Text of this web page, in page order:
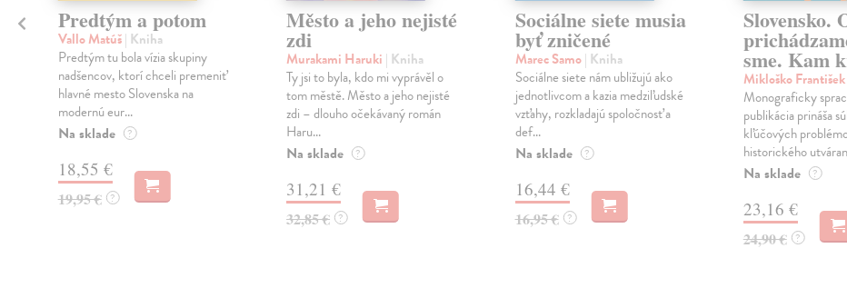
Predtým a potom
Vallo Matúš| Kniha
Predtým tu bola vízia skupiny
nadšencov, ktorí chceli premeniť
hlavné mesto Slovenska na
modernú eur...
Na sklade ?
18,55 €
19,95 € ?
Město a jeho nejisté
zdi
Murakami Haruki | Kniha
Ty jsi to byla, kdo mi vyprávěl o
tom městě. Město a jeho nejisté
zdi – dlouho očekávaný román
Haru...
Na sklade ?
31,21 €
32,85 € ?
Sociálne siete musia
byť zničené
Marec Samo| Kniha
Sociálne siete nám ubližujú ako
jednotlivcom a kazia medziľudské
vzťahy, rozkladajú spoločnosť a
def...
Na sklade ?
16,44 €
16,95 € ?
Slovensko.
sme. Kam
Mikloško František
Monograficky
publikácia prináša
kľúčových
historického
Na sklade ?
23,16 €
24,90 € ?